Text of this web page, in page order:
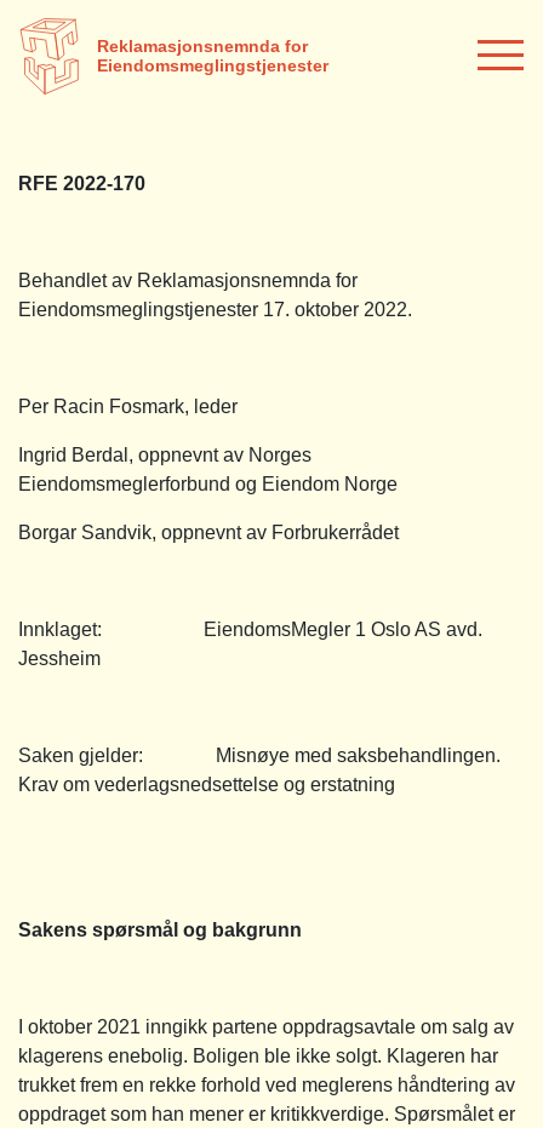
Reklamasjonsnemnda for
Eiendomsmeglingstjenester
RFE 2022-170
Behandlet av Reklamasjonsnemnda for
Eiendomsmeglingstjenester 17. oktober 2022.
Per Racin Fosmark, leder
Ingrid Berdal, oppnevnt av Norges
Eiendomsmeglerforbund og Eiendom Norge
Borgar Sandvik, oppnevnt av Forbrukerrådet
Innklaget: EiendomsMegler 1 Oslo AS avd.
Jessheim
Saken gjelder: Misnøye med saksbehandlingen.
Krav om vederlagsnedsettelse og erstatning
Sakens spørsmål og bakgrunn
I oktober 2021 inngikk partene oppdragsavtale om salg av
klagerens enebolig. Boligen ble ikke solgt. Klageren har
trukket frem en rekke forhold ved meglerens håndtering av
oppdraget som han mener er kritikkverdige. Spørsmålet er